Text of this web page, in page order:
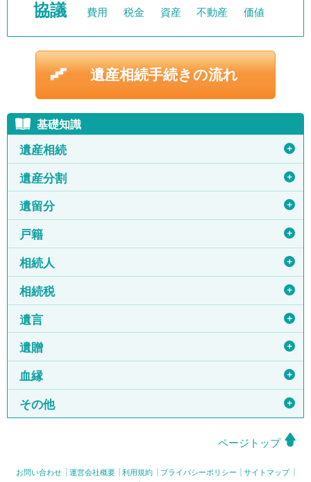
協議
費用 税金 資産 不動産 価値
遺産相続手続きの流れ
基礎知識
遺産相続 ＋
遺産分割 ＋
遺留分 ＋
戸籍 ＋
相続人 ＋
相続税 ＋
遺言 ＋
遺贈 ＋
血縁 ＋
その他 ＋
ページトップ
お問い合わせ 運営会社概要 利用規約 プライバシーポリシー
サイトマップ